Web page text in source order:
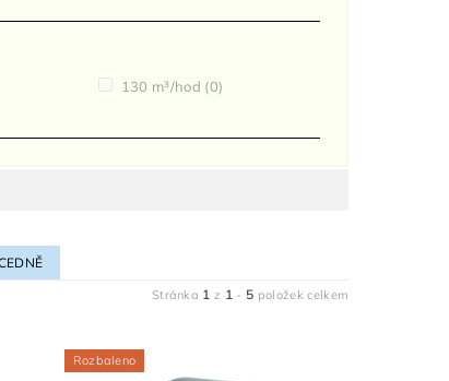
130 m³/hod (0)
Stránka 1 z 1 - 5 položek celkem
Rozbaleno